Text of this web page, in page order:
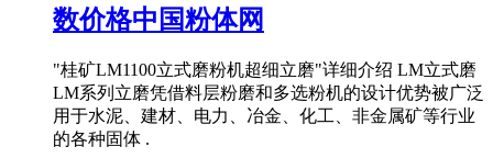
数价格中国粉体网
"桂矿LM1100立式磨粉机超细立磨"详细介绍 LM立式磨
LM系列立磨凭借料层粉磨和多选粉机的设计优势被广泛
用于水泥、建材、电力、冶金、化工、非金属矿等行业
的各种固体 .